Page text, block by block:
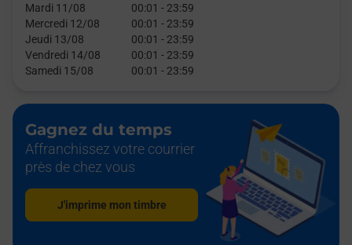
Mardi 11/08
00:01 - 23:59
Mercredi 12/08
00:01 - 23:59
Jeudi 13/08
00:01 - 23:59
Vendredi 14/08
00:01 - 23:59
Samedi 15/08
00:01 - 23:59
Gagnez du temps
Affranchissez votre courrier
près de chez vous
J'imprime mon timbre